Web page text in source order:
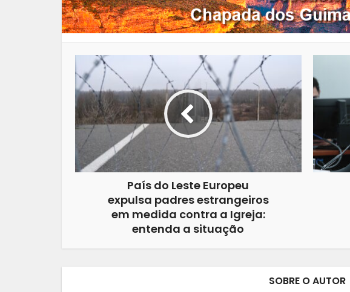
País do Leste Europeu
expulsa padres estrangeiros
em medida contra a Igreja:
entenda a situação
SOBRE O AUTOR